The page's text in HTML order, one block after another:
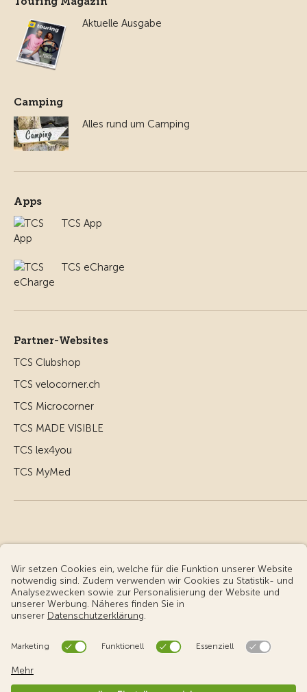
Aktuelle Ausgabe
Camping
Alles rund um Camping
Apps
TCS App
TCS eCharge
Partner-Websites
TCS Clubshop
TCS velocorner.ch
TCS Microcorner
TCS MADE VISIBLE
TCS lex4you
TCS MyMed
© Touring Club Schweiz
Benutzungsbedingungen - rechtliche Informationen
Cookie-Einstellungen